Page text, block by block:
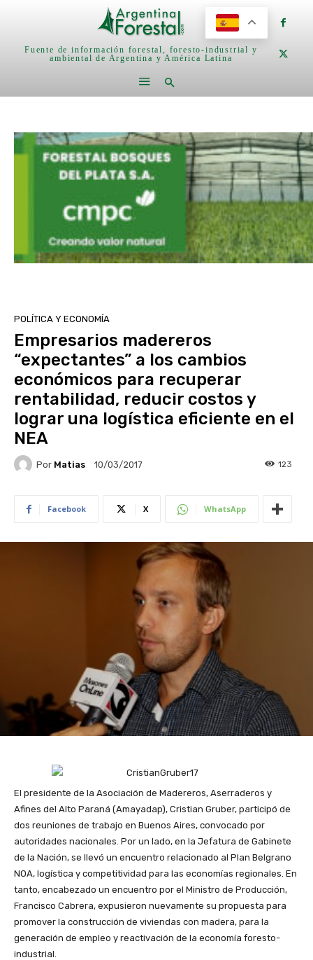
Fuente de información forestal, foresto-industrial y
ambiental de Argentina y América Latina
POLÍTICA Y ECONOMÍA
Empresarios madereros
“expectantes” a los cambios
económicos para recuperar
rentabilidad, reducir costos y
lograr una logística eficiente en el
NEA
Por Matias 10/03/2017 123
Facebook X WhatsApp
El presidente de la Asociación de Madereros, Aserraderos y
Afines del Alto Paraná (Amayadap), Cristian Gruber, participó de
dos reuniones de trabajo en Buenos Aires, convocado por
autoridades nacionales. Por un lado, en la Jefatura de Gabinete
de la Nación, se llevó un encuentro relacionado al Plan Belgrano
NOA, logística y competitividad para las economías regionales. En
tanto, encabezado un encuentro por el Ministro de Producción,
Francisco Cabrera, expusieron nuevamente su propuesta para
promover la construcción de viviendas con madera, para la
generación de empleo y reactivación de la economía foresto-
industrial.